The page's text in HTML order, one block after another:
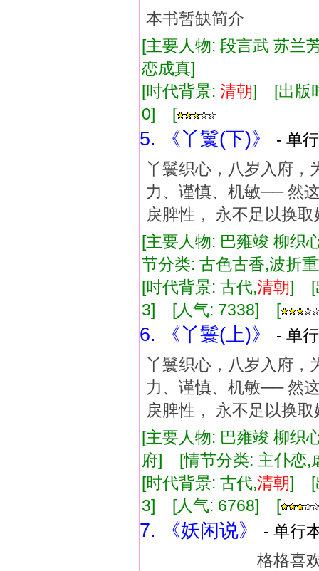
本书暂缺简介
[主要人物: 段言武 苏
恋成真]
[时代背景: 清朝] [出版
0] [
5. 《丫鬟(下)》
- 单
丫鬟织心，八岁入府，
力、谨慎、机敏── 然
戾脾性， 永不足以换
[主要人物: 巴雍竣 柳
节分类: 古色古香,波
[时代背景: 古代,清朝] [
3] [人气: 7338] [
6. 《丫鬟(上)》
- 单
丫鬟织心，八岁入府，
力、谨慎、机敏── 然
戾脾性， 永不足以换
[主要人物: 巴雍竣 柳织
府] [情节分类: 主仆
[时代背景: 古代,清朝] [
3] [人气: 6768] [
7. 《妖闲说》
- 单行
格格喜